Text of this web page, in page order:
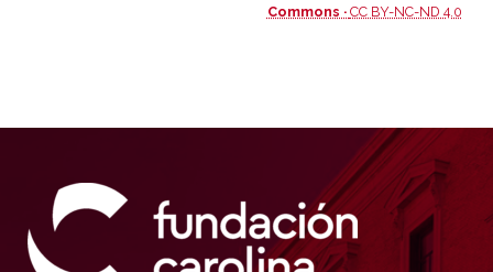
Commons · CC BY-NC-ND 4.0